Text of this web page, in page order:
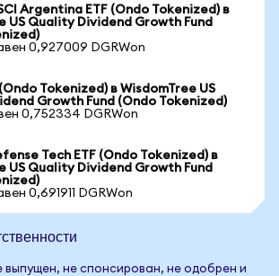
Argentina ETF (Ondo Tokenized) в
US Quality Dividend Growth Fund
0,927009 DGRWon
Tokenized) в WisdomTree US
Growth Fund (Ondo Tokenized)
0,752334 DGRWon
Tech ETF (Ondo Tokenized) в
US Quality Dividend Growth Fund
0,691911 DGRWon
выпущен, не спонсирован, не одобрен и